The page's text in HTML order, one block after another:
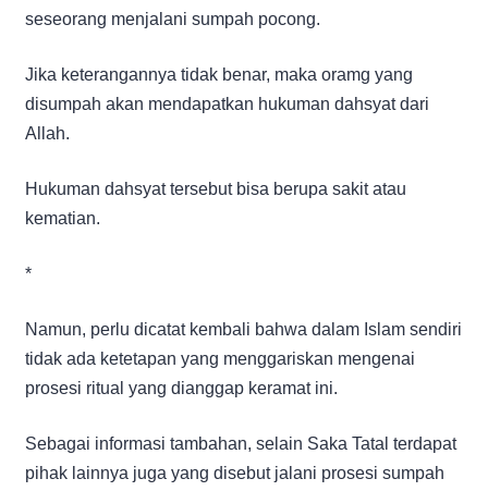
seseorang menjalani sumpah pocong.
Jika keterangannya tidak benar, maka oramg yang
disumpah akan mendapatkan hukuman dahsyat dari
Allah.
Hukuman dahsyat tersebut bisa berupa sakit atau
kematian.
*
Namun, perlu dicatat kembali bahwa dalam Islam sendiri
tidak ada ketetapan yang menggariskan mengenai
prosesi ritual yang dianggap keramat ini.
Sebagai informasi tambahan, selain Saka Tatal terdapat
pihak lainnya juga yang disebut jalani prosesi sumpah